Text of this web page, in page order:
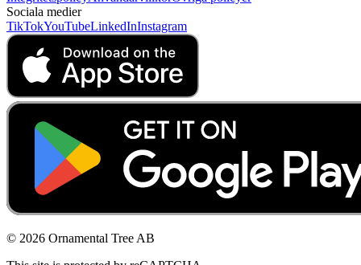
Sociala medier
TikTokYouTubeLinkedInInstagram
© 2026 Ornamental Tree AB